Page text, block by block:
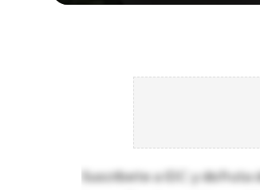
Suscríbete a IDC y disfruta